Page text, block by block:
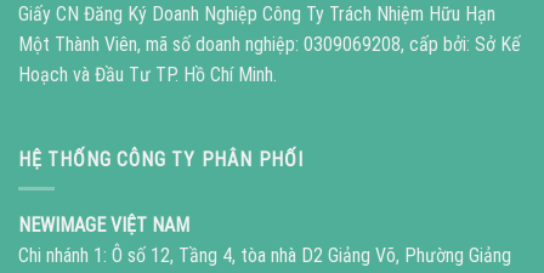
Giấy CN Đăng Ký Doanh Nghiệp Công Ty Trách Nhiệm Hữu Hạn
Một Thành Viên, mã số doanh nghiệp: 0309069208, cấp bởi: Sở Kế
Hoạch và Đầu Tư TP. Hồ Chí Minh.
HỆ THỐNG CÔNG TY PHÂN PHỐI
NEWIMAGE VIỆT NAM
Chi nhánh 1: Ô số 12, Tầng 4, tòa nhà D2 Giảng Võ, Phường Giảng